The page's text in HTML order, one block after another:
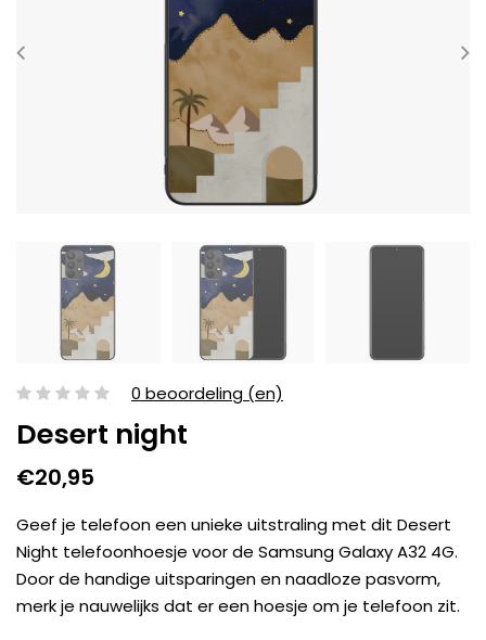
0 beoordeling (en)
Desert night
€20,95
Geef je telefoon een unieke uitstraling met dit Desert
Night telefoonhoesje voor de Samsung Galaxy A32 4G.
Door de handige uitsparingen en naadloze pasvorm,
merk je nauwelijks dat er een hoesje om je telefoon zit.